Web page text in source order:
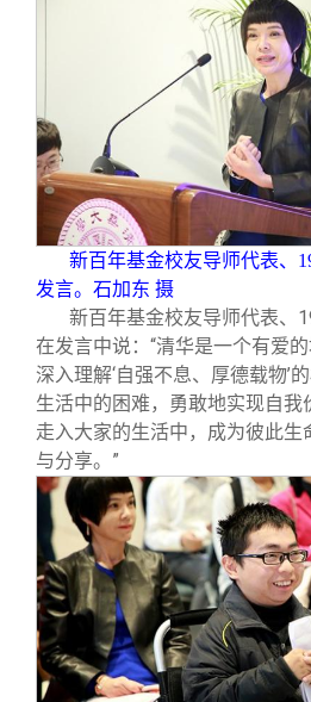
新百年基金校友导师代表、
发言。石加东 摄
新百年基金校友导师代表、
在发言中说：“清华是一个有爱
深入理解‘自强不息、厚德载物’
生活中的困难，勇敢地实现自
走入大家的生活中，成为彼此生
与分享。”